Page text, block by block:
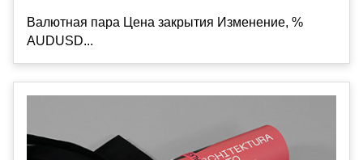
Валютная пара Цена закрытия Изменение, %
AUDUSD...